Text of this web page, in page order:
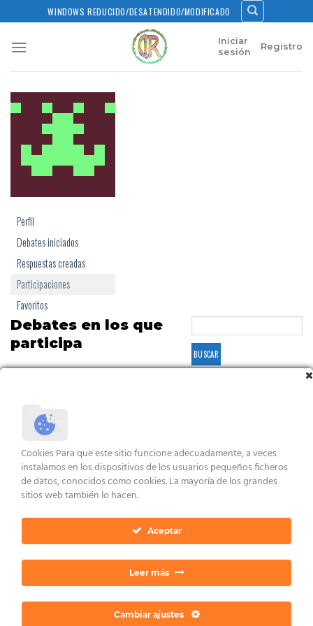
to
content
WINDOWS REDUCIDO/DESATENDIDO/MODIFICADO
Iniciar
sesión
Registro
Perfil
Debates iniciados
Respuestas creadas
Participaciones
Favoritos
Debates en los que
participa
Debate
Un saludo al foro!
Iniciado por:
Pepe_DVC
en:Presentate/Cuestiones
2 2
hace 3 años, 2
meses
Dan Ratia
Viendo 1 debate (de un total de 1)
Cookies Para que este sitio funcione adecuadamente, a veces
instalamos en los dispositivos de los usuarios pequeños ficheros
de datos, conocidos como cookies. La mayoría de los grandes
sitios web también lo hacen.
Aceptar
Leer más
Cambiar ajustes